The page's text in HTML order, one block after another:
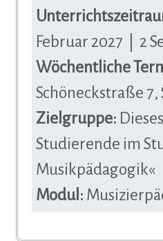
Februar 2027 | 2
Wöchentliche
Schöneckstraße
Zielgruppe:
Studierende im
Musikpädagogik«
Modul: